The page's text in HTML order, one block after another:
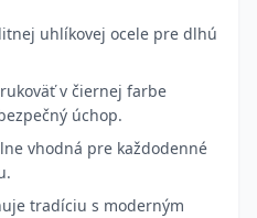
uhlíkovej ocele pre dlhú
v čiernej farbe
úchop.
vhodná pre každodenné
tradíciu s moderným